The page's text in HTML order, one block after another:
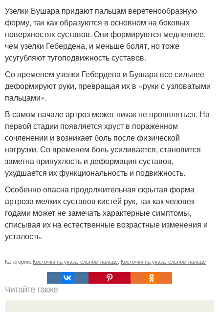
Узелки Бушара придают пальцам веретенообразную
форму, так как образуются в основном на боковых
поверхностях суставов. Они формируются медленнее,
чем узелки Гебердена, и меньше болят, но тоже
усугубляют тугоподвижность суставов.
Со временем узелки Гебердена и Бушара все сильнее
деформируют руки, превращая их в «руки с узловатыми
пальцами».
В самом начале артроз может никак не проявляться. На
первой стадии появляется хруст в пораженном
сочленении и возникает боль после физической
нагрузки. Со временем боль усиливается, становится
заметна припухлость и деформация суставов,
ухудшается их функциональность и подвижность.
Особенно опасна продолжительная скрытая форма
артроза мелких суставов кистей рук, так как человек
годами может не замечать характерные симптомы,
списывая их на естественные возрастные изменения и
усталость.
Категории: Косточка на указательном пальце Косточки на указательном пальце
Читайте также